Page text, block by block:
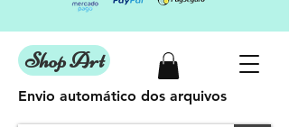
Shop Art
Envio automático dos arquivos